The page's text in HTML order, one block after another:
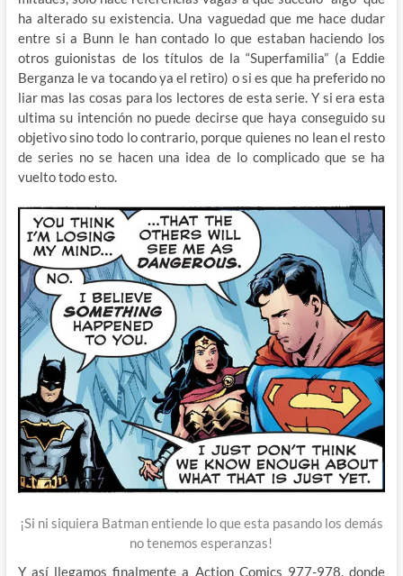
ha alterado su existencia. Una vaguedad que me hace dudar
entre si a Bunn le han contado lo que estaban haciendo los
otros guionistas de los títulos de la “Superfamilia” (a Eddie
Berganza le va tocando ya el retiro) o si es que ha preferido no
liar mas las cosas para los lectores de esta serie. Y si era esta
ultima su intención no puede decirse que haya conseguido su
objetivo sino todo lo contrario, porque quienes no lean el resto
de series no se hacen una idea de lo complicado que se ha
vuelto todo esto.
¡Si ni siquiera Batman entiende lo que esta pasando los demás
no tenemos esperanzas!
Y así llegamos finalmente a Action Comics 977-978, donde